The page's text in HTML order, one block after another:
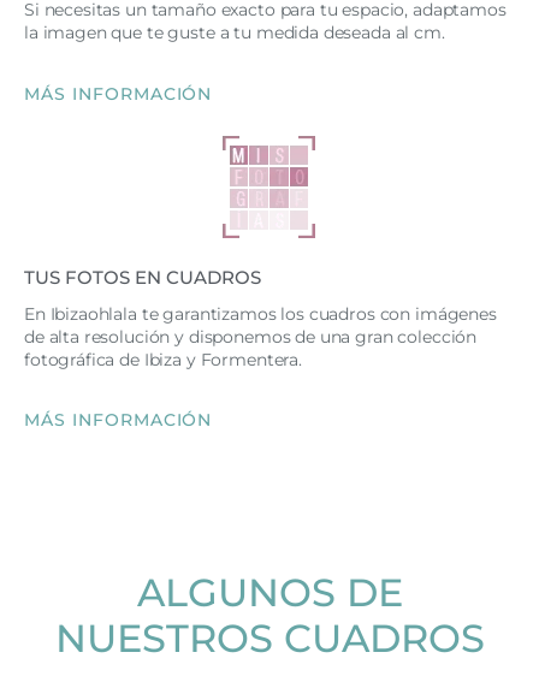
Si necesitas un tamaño exacto para tu espacio, adaptamos
la imagen que te guste a tu medida deseada al cm.
MÁS INFORMACIÓN
TUS FOTOS EN CUADROS
En Ibizaohlala te garantizamos los cuadros con imágenes
de alta resolución y disponemos de una gran colección
fotográfica de Ibiza y Formentera.
MÁS INFORMACIÓN
ALGUNOS DE
NUESTROS CUADROS